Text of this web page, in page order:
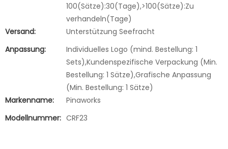
100(Sätze):30(Tage),>100(Sätze):Zu
verhandeln(Tage)
Versand:
Unterstützung Seefracht
Anpassung:
Individuelles Logo (mind. Bestellung: 1
Sets),Kundenspezifische Verpackung (Min.
Bestellung: 1 Sätze),Grafische Anpassung
(Min. Bestellung: 1 Sätze)
Markenname:
Pinaworks
Modellnummer: CRF23